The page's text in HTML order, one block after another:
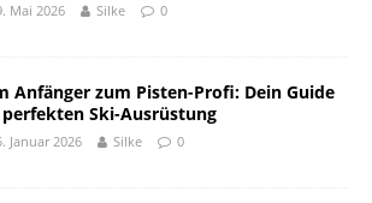
Mai 2026 Silke 0
Anfänger zum Pisten-Profi: Dein Guide
Ski-Ausrüstung
Januar 2026 Silke 0